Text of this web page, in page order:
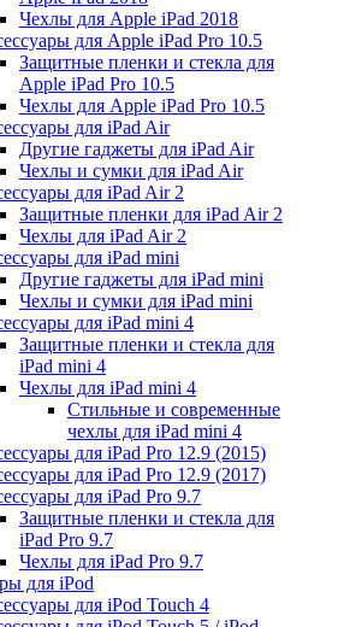
Чехлы для Apple iPad 2018
для Apple iPad Pro 10.5
Защитные пленки и стекла для
Apple iPad Pro 10.5
Чехлы для Apple iPad Pro 10.5
для iPad Air
Другие гаджеты для iPad Air
Чехлы и сумки для iPad Air
для iPad Air 2
Защитные пленки для iPad Air 2
Чехлы для iPad Air 2
для iPad mini
Другие гаджеты для iPad mini
Чехлы и сумки для iPad mini
для iPad mini 4
Защитные пленки и стекла для
iPad mini 4
Чехлы для iPad mini 4
Стильные и современные
чехлы для iPad mini 4
для iPad Pro 12.9 (2015)
для iPad Pro 12.9 (2017)
для iPad Pro 9.7
Защитные пленки и стекла для
iPad Pro 9.7
Чехлы для iPad Pro 9.7
для iPod
для iPod Touch 4